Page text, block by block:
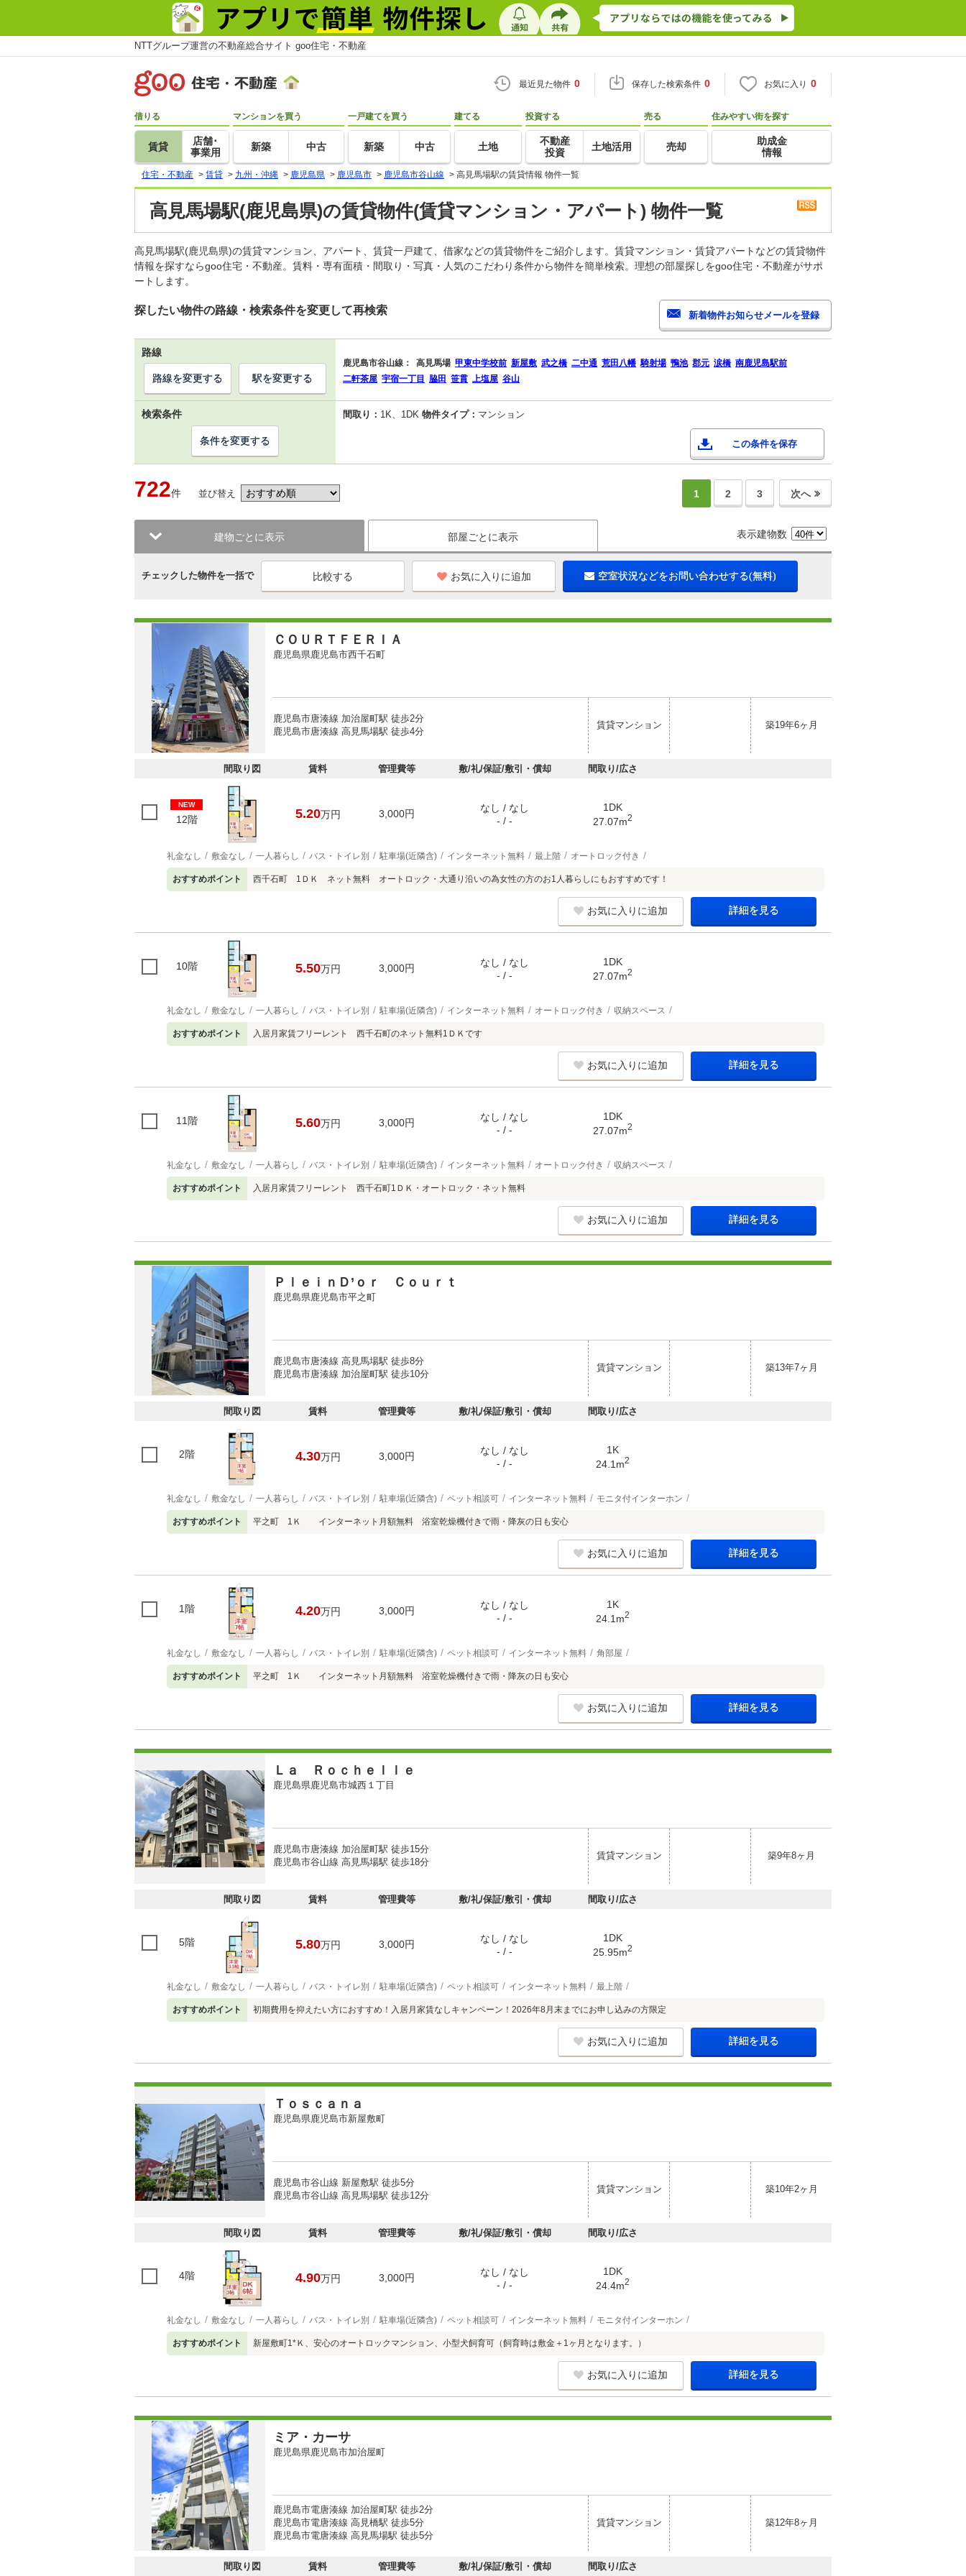
NTTグループ運営の不動産総合サイト goo住宅・不動産
最近見た物件 0 保存した検索条件 0 お気に入り 0
借りる
賃貸
店舗･
事業用
マンションを買う
新築 中古
一戸建てを買う
新築 中古
建てる
土地
投資する
不動産
投資
土地活用
売る
売却
住みやすい街を探す
助成金
情報
住宅・不動産 > 賃貸 > 九州・沖縄 > 鹿児島県 > 鹿児島市 > 鹿児島市谷山線 > 高見馬場駅の賃貸情報 物件一覧
高見馬場駅(鹿児島県)の賃貸物件(賃貸マンション・アパート) 物件一覧
高見馬場駅(鹿児島県)の賃貸マンション、アパート、賃貸一戸建て、借家などの賃貸物件をご紹介します。賃貸マンション・賃貸アパートなどの賃貸物件
情報を探すならgoo住宅・不動産。賃料・専有面積・間取り・写真・人気のこだわり条件から物件を簡単検索。理想の部屋探しをgoo住宅・不動産がサポ
ートします。
探したい物件の路線・検索条件を変更して再検索
路線
鹿児島市谷山線： 高見馬場 甲東中学校前 新屋敷 武之橋 二中通 荒田八幡 騎射場 鴨池 郡元 涙橋 南鹿児島駅前
二軒茶屋 宇宿一丁目 脇田 笹貫 上塩屋 谷山
路線を変更する 駅を変更する
検索条件 間取り： 1K、1DK 物件タイプ： マンション
この条件を保存
条件を変更する
722件 並び替え 1 2 3 次へ
建物ごとに表示 部屋ごとに表示 表示建物数
チェックした物件を一括で お気に入りに追加 空室状況などをお問い合わせする(無料)
ＣＯＵＲＴＦＥＲＩＡ
鹿児島県鹿児島市西千石町
鹿児島市唐湊線 加治屋町駅 徒歩2分
鹿児島市唐湊線 高見馬場駅 徒歩4分
賃貸マンション 築19年6ヶ月
間取り図 賃料 管理費等 敷/礼/保証/敷引・償却 間取り/広さ
NEW
12階 5.20万円 3,000円
なし / なし
- / -
1DK
27.07m2
礼金なし 敷金なし 一人暮らし バス・トイレ別 駐車場(近隣含) インターネット無料 最上階 オートロック付き
おすすめポイント 西千石町 1ＤＫ ネット無料 オートロック・大通り沿いの為女性の方のお1人暮らしにもおすすめです！
お気に入りに追加 詳細を見る
10階 5.50万円 3,000円
なし / なし
- / -
1DK
27.07m2
礼金なし 敷金なし 一人暮らし バス・トイレ別 駐車場(近隣含) インターネット無料 オートロック付き 収納スペース
おすすめポイント 入居月家賃フリーレント 西千石町のネット無料1ＤＫです
お気に入りに追加 詳細を見る
11階 5.60万円 3,000円
なし / なし
- / -
1DK
27.07m2
礼金なし 敷金なし 一人暮らし バス・トイレ別 駐車場(近隣含) インターネット無料 オートロック付き 収納スペース
おすすめポイント 入居月家賃フリーレント 西千石町1ＤＫ・オートロック・ネット無料
お気に入りに追加 詳細を見る
ＰｌｅｉｎＤ’ｏｒ Ｃｏｕｒｔ
鹿児島県鹿児島市平之町
鹿児島市唐湊線 高見馬場駅 徒歩8分
鹿児島市唐湊線 加治屋町駅 徒歩10分
賃貸マンション 築13年7ヶ月
間取り図 賃料 管理費等 敷/礼/保証/敷引・償却 間取り/広さ
2階 4.30万円 3,000円
なし / なし
- / -
1K
24.1m2
礼金なし 敷金なし 一人暮らし バス・トイレ別 駐車場(近隣含) ペット相談可 インターネット無料 モニタ付インターホン
おすすめポイント 平之町 1Ｋ インターネット月額無料 浴室乾燥機付きで雨・降灰の日も安心
お気に入りに追加 詳細を見る
1階 4.20万円 3,000円
なし / なし
- / -
1K
24.1m2
礼金なし 敷金なし 一人暮らし バス・トイレ別 駐車場(近隣含) ペット相談可 インターネット無料 角部屋
おすすめポイント 平之町 1Ｋ インターネット月額無料 浴室乾燥機付きで雨・降灰の日も安心
お気に入りに追加 詳細を見る
Ｌａ Ｒｏｃｈｅｌｌｅ
鹿児島県鹿児島市城西１丁目
鹿児島市唐湊線 加治屋町駅 徒歩15分
鹿児島市谷山線 高見馬場駅 徒歩18分
賃貸マンション 築9年8ヶ月
間取り図 賃料 管理費等 敷/礼/保証/敷引・償却 間取り/広さ
5階 5.80万円 3,000円
なし / なし
- / -
1DK
25.95m2
礼金なし 敷金なし 一人暮らし バス・トイレ別 駐車場(近隣含) ペット相談可 インターネット無料 最上階
おすすめポイント 初期費用を抑えたい方におすすめ！入居月家賃なしキャンペーン！2026年8月末までにお申し込みの方限定
お気に入りに追加 詳細を見る
Ｔｏｓｃａｎａ
鹿児島県鹿児島市新屋敷町
鹿児島市谷山線 新屋敷駅 徒歩5分
鹿児島市谷山線 高見馬場駅 徒歩12分
賃貸マンション 築10年2ヶ月
間取り図 賃料 管理費等 敷/礼/保証/敷引・償却 間取り/広さ
4階 4.90万円 3,000円
なし / なし
- / -
1DK
24.4m2
礼金なし 敷金なし 一人暮らし バス・トイレ別 駐車場(近隣含) ペット相談可 インターネット無料 モニタ付インターホン
おすすめポイント 新屋敷町1*Ｋ、安心のオートロックマンション、小型犬飼育可（飼育時は敷金＋1ヶ月となります。）
お気に入りに追加 詳細を見る
ミア・カーサ
鹿児島県鹿児島市加治屋町
鹿児島市電唐湊線 加治屋町駅 徒歩2分
鹿児島市電唐湊線 高見橋駅 徒歩5分
鹿児島市電唐湊線 高見馬場駅 徒歩5分
賃貸マンション 築12年8ヶ月
間取り図 賃料 管理費等 敷/礼/保証/敷引・償却 間取り/広さ